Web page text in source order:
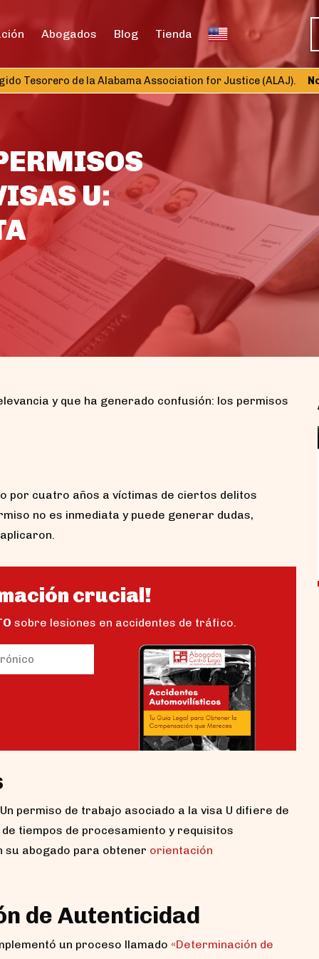
Abogados Blog Tienda
Tesorero de la Alabama Association for Justice (ALAJ).
U:
y que ha generado confusión: los permisos
por cuatro años a víctimas de ciertos delitos
no es inmediata y puede generar dudas,
crucial!
sobre lesiones en accidentes de tráfico.
permiso de trabajo asociado a la visa U difiere de
tiempos de procesamiento y requisitos
abogado para obtener orientación
de Autenticidad
un proceso llamado «Determinación de
casco en Alabama: ¿pierdo mi
compensación?